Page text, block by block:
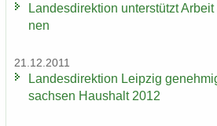
Lan­des­di­rek­ti­on un­ter­stützt
nen
21.12.2011
Lan­des­di­rek­ti­on Leip­zig
sach­sen Haus­halt 2012